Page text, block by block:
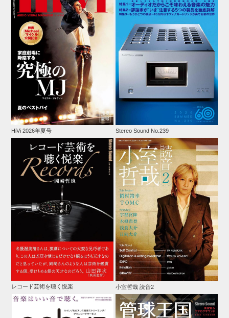
HiVi 2026年夏号 Stereo Sound No.239
レコード芸術を聴く悦楽 小室哲哉 読音2